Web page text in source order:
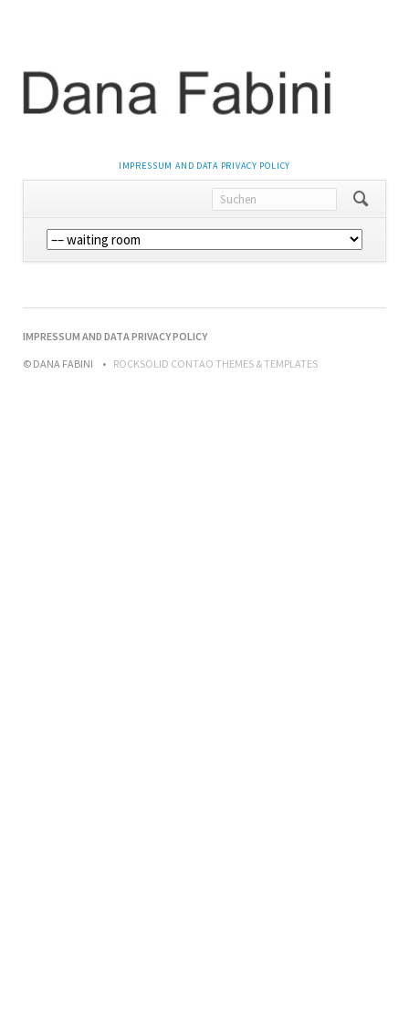
NAVIGATION
ÜBERSPRINGEN
IMPRESSUM AND DATA PRIVACY POLICY
Navigation
überspringen
NAVIGATION
IMPRESSUM AND DATA PRIVACY POLICY
© DANA FABINI
ROCKSOLID CONTAO THEMES & TEMPLATES